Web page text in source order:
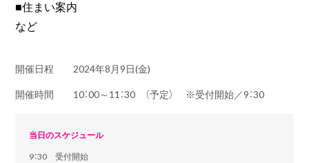
■住まい案内
など
開催日程
2024年8月9日(金)
開催時間
10：00～11：30 （予定） ※受付開始／9：30
当日のスケジュール
9：30 受付開始